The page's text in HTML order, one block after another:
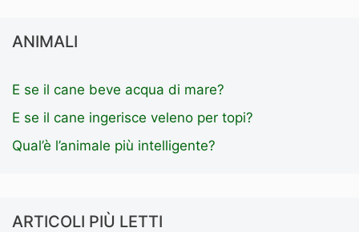
ANIMALI
E se il cane beve acqua di mare?
E se il cane ingerisce veleno per topi?
Qual’è l’animale più intelligente?
ARTICOLI PIÙ LETTI